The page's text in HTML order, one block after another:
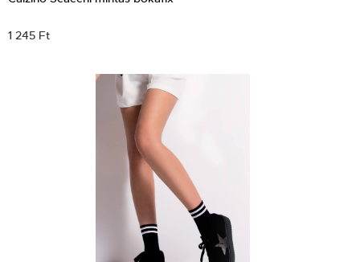
1 245 Ft